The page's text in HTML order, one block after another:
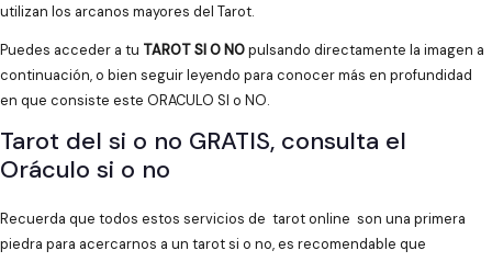
utilizan los arcanos mayores del Tarot.
Puedes acceder a tu TAROT SI O NOpulsando directamente la imagen a
continuación, o bien seguir leyendo para conocer más en profundidad
en que consiste este ORACULO SI o NO.
Tarot del si o no GRATIS, consulta el
Oráculo si o no
Recuerda que todos estos servicios de tarot online son una primera
piedra para acercarnos a un tarot si o no, es recomendable que